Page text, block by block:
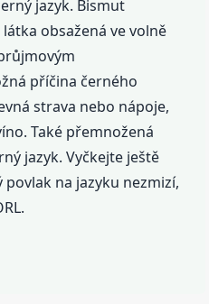
jazyk. Bismut
obsažená ve volně
příčina černého
strava nebo nápoje,
Také přemnožená
jazyk. Vyčkejte ještě
na jazyku nezmizí,